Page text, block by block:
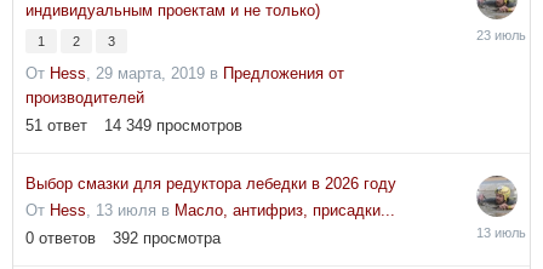
индивидуальным проектам и не только)
1 2 3
От Hess, 29 марта, 2019 в Предложения от
производителей
51 ответ 14 349 просмотров
23
Выбор смазки для редуктора лебедки в 2026 году
От Hess, 13 июля в Масло, антифриз, присадки...
0 ответов 392 просмотра
13